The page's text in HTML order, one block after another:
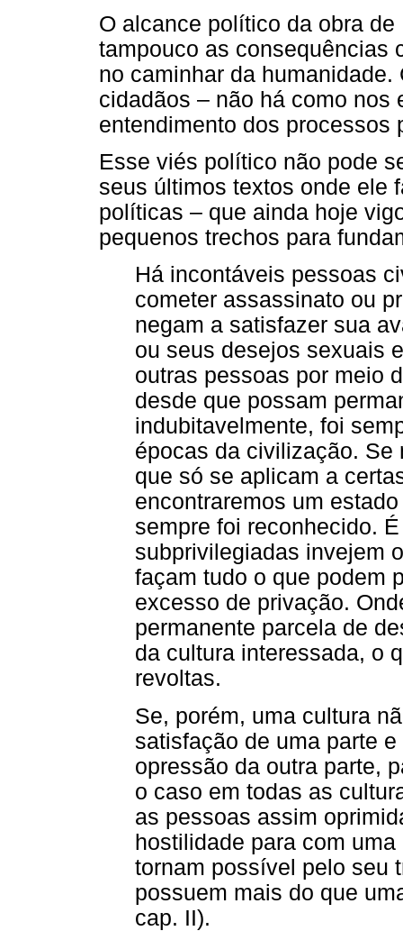
O alcance político da obra
tampouco as consequências
no caminhar da
cidadãos – não há como nos
entendimento dos
Esse viés político não pode
seus últimos textos onde ele
políticas – que ainda hoje
pequenos trechos para
Há incontáveis pessoas
cometer assassinato ou
negam a satisfazer sua
ou seus desejos sexuais
outras pessoas por meio
desde que possam
indubitavelmente, foi
épocas da civilização. Se
que só se aplicam a
encontraremos um
sempre foi reconhecido.
subprivilegiadas invejem
façam tudo o que podem
excesso de privação.
permanente parcela de
da cultura interessada, o
revoltas.
Se, porém, uma cultura
satisfação de uma parte
opressão da outra parte,
o caso em todas as
as pessoas assim
hostilidade para com
tornam possível pelo seu
possuem mais do que
cap. II).